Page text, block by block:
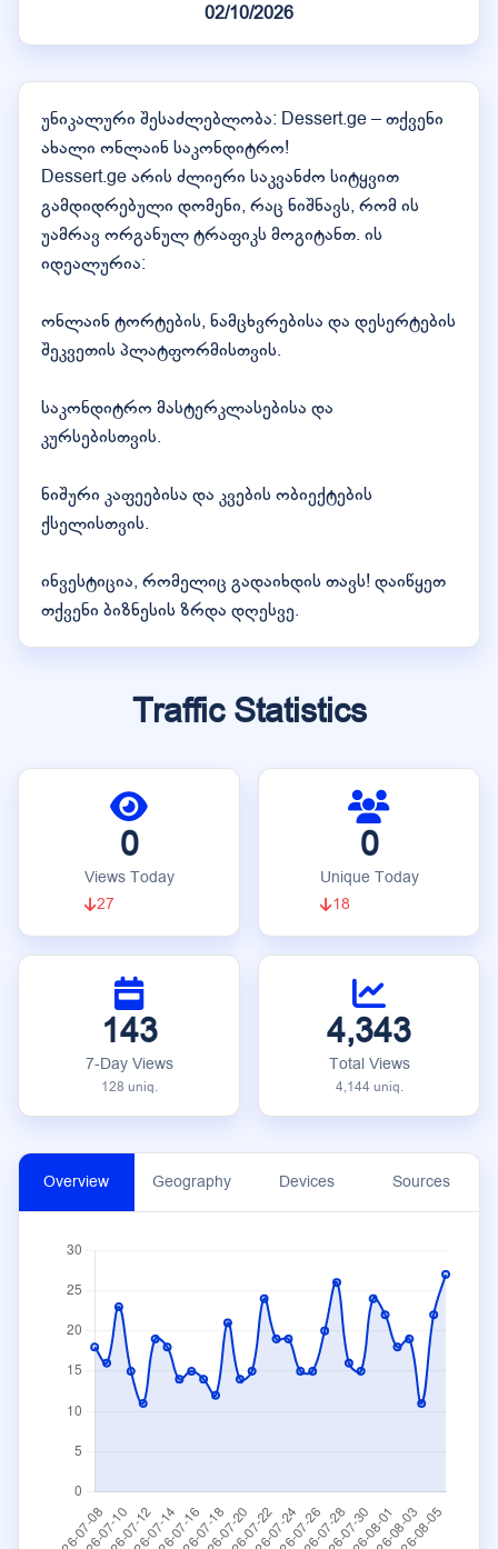
02/10/2026
უნიკალური შესაძლებლობა: Dessert.ge – თქვენი
ახალი ონლაინ საკონდიტრო!
Dessert.ge არის ძლიერი საკვანძო სიტყვით
გამდიდრებული დომენი, რაც ნიშნავს, რომ ის
უამრავ ორგანულ ტრაფიკს მოგიტანთ. ის
იდეალურია:
ონლაინ ტორტების, ნამცხვრებისა და დესერტების
შეკვეთის პლატფორმისთვის.
საკონდიტრო მასტერკლასებისა და
კურსებისთვის.
ნიშური კაფეებისა და კვების ობიექტების
ქსელისთვის.
ინვესტიცია, რომელიც გადაიხდის თავს! დაიწყეთ
თქვენი ბიზნესის ზრდა დღესვე.
Traffic Statistics
0
Views Today
27
0
Unique Today
18
143
7-Day Views
128 uniq.
4,343
Total Views
4,144 uniq.
Overview Geography Devices Sources